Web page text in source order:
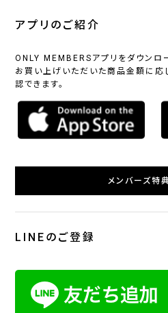
アプリのご紹介
ONLY MEMBERSアプリをダウンロー
お買い上げいただいた商品金額に応
認できます。
メンバーズ特
LINEのご登録